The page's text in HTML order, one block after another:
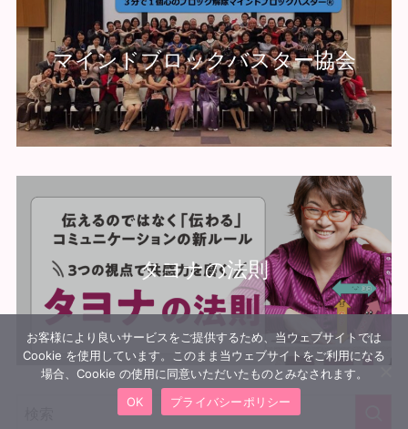
マインドブロックバスター協会
タヨナの法則
お客様により良いサービスをご提供するため、当ウェブサイトでは
Cookie を使用しています。このまま当ウェブサイトをご利用になる
場合、Cookie の使用に同意いただいたものとみなされます。
OK
プライバシーポリシー